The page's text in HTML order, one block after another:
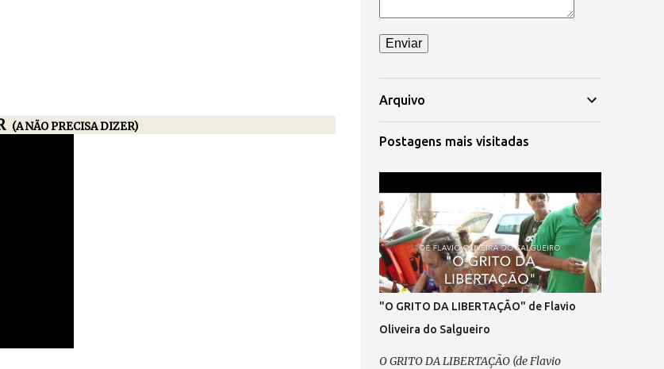
(A NÃO PRECISA DIZER)
Arquivo
Postagens mais visitadas
"O GRITO DA LIBERTAÇÃO" de Flavio
Oliveira do Salgueiro
O GRITO DA LIBERTAÇÃO (de Flavio